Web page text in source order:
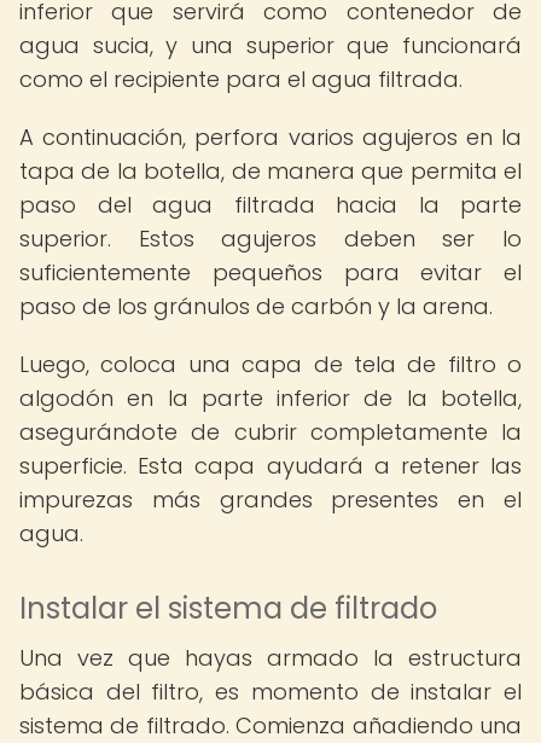
inferior que servirá como contenedor de
agua sucia, y una superior que funcionará
como el recipiente para el agua filtrada.
A continuación, perfora varios agujeros en la
tapa de la botella, de manera que permita el
paso del agua filtrada hacia la parte
superior. Estos agujeros deben ser lo
suficientemente pequeños para evitar el
paso de los gránulos de carbón y la arena.
Luego, coloca una capa de tela de filtro o
algodón en la parte inferior de la botella,
asegurándote de cubrir completamente la
superficie. Esta capa ayudará a retener las
impurezas más grandes presentes en el
agua.
Instalar el sistema de filtrado
Una vez que hayas armado la estructura
básica del filtro, es momento de instalar el
sistema de filtrado. Comienza añadiendo una